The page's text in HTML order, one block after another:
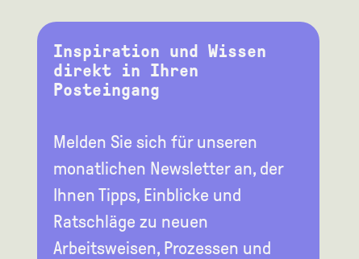
Inspiration und Wissen
direkt in Ihren
Posteingang
Melden Sie sich für unseren
monatlichen Newsletter an, der
Ihnen Tipps, Einblicke und
Ratschläge zu neuen
Arbeitsweisen, Prozessen und